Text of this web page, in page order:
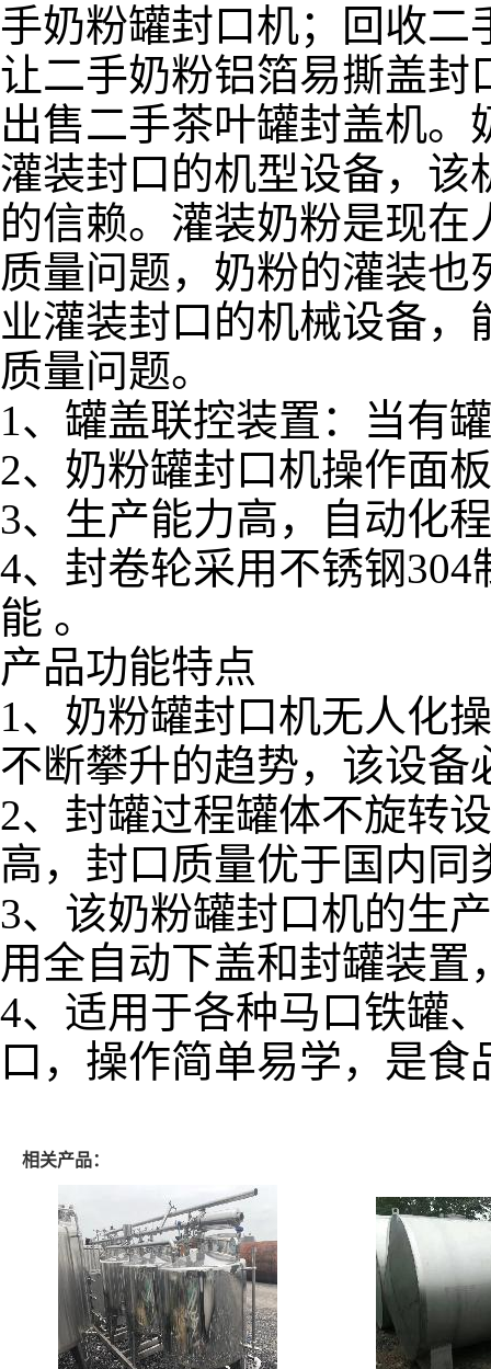
手奶粉罐封口机；回收
让二手奶粉铝箔易撕盖封
出售二手茶叶罐封盖机
灌装封口的机型设备，该
的信赖。灌装奶粉是现
质量问题，奶粉的灌装
业灌装封口的机械设备
质量问题。
1、罐盖联控装置：当有
2、奶粉罐封口机操作面
3、生产能力高，自动化
4、封卷轮采用不锈钢
能 。
产品功能特点
1、奶粉罐封口机无人化
不断攀升的趋势，该设备
2、封罐过程罐体不旋转
高，封口质量优于国内同
3、该奶粉罐封口机的生
用全自动下盖和封罐装
4、适用于各种马口铁罐
口，操作简单易学，是
相关产品：